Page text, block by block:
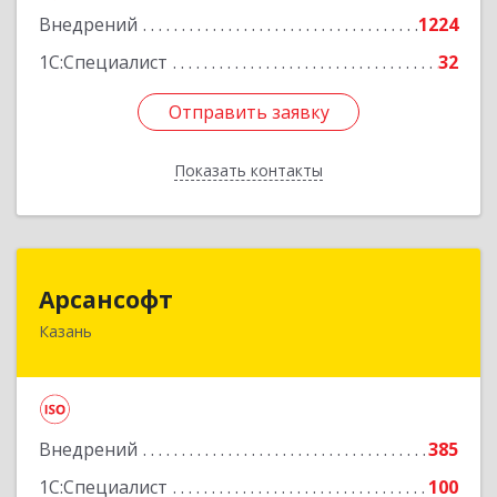
Внедрений
1224
1С:Специалист
32
Отправить заявку
Показать контакты
Подробнее
Отправить заявку
Назад
Арсансофт
Казань
Внедрений
385
1С:Специалист
100
420073, Татарстан Респ, Казань г, Гвардейская